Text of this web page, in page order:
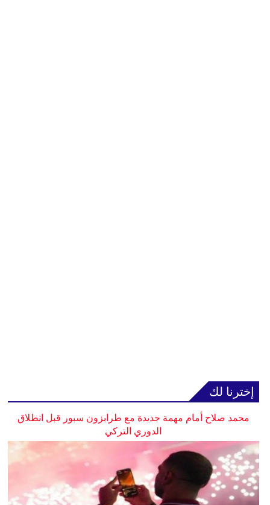
إخترنا لك
محمد صلاح أمام مهمة جديدة مع طرابزون سبور قبل انطلاق
الدوري التركي